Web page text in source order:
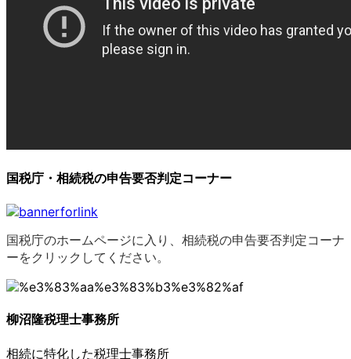
国税庁・相続税の申告要否判定コーナー
国税庁のホームページに入り、相続税の申告要否判定コーナ
ーをクリックしてください。
柳沼隆税理士事務所
相続に特化した税理士事務所